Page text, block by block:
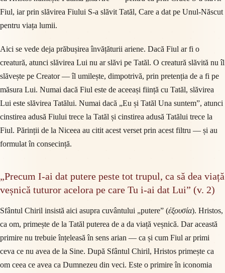
Fiul, iar prin slăvirea Fiului S-a slăvit Tatăl, Care a dat pe Unul-Născut
pentru viața lumii.
Aici se vede deja prăbușirea învățăturii ariene. Dacă Fiul ar fi o
creatură, atunci slăvirea Lui nu ar slăvi pe Tatăl. O creatură slăvită nu îl
slăvește pe Creator — îl umilește, dimpotrivă, prin pretenția de a fi pe
măsura Lui. Numai dacă Fiul este de aceeași ființă cu Tatăl, slăvirea
Lui este slăvirea Tatălui. Numai dacă „Eu și Tatăl Una suntem”, atunci
cinstirea adusă Fiului trece la Tatăl și cinstirea adusă Tatălui trece la
Fiul. Părinții de la Niceea au citit acest verset prin acest filtru — și au
formulat în consecință.
„Precum I-ai dat putere peste tot trupul, ca să dea viață
veșnică tuturor acelora pe care Tu i-ai dat Lui” (v. 2)
Sfântul Chiril insistă aici asupra cuvântului „putere” (ἐξουσία). Hristos,
ca om, primește de la Tatăl puterea de a da viață veșnică. Dar această
primire nu trebuie înțeleasă în sens arian — ca și cum Fiul ar primi
ceva ce nu avea de la Sine. După Sfântul Chiril, Hristos primește ca
om ceea ce avea ca Dumnezeu din veci. Este o primire în iconomia